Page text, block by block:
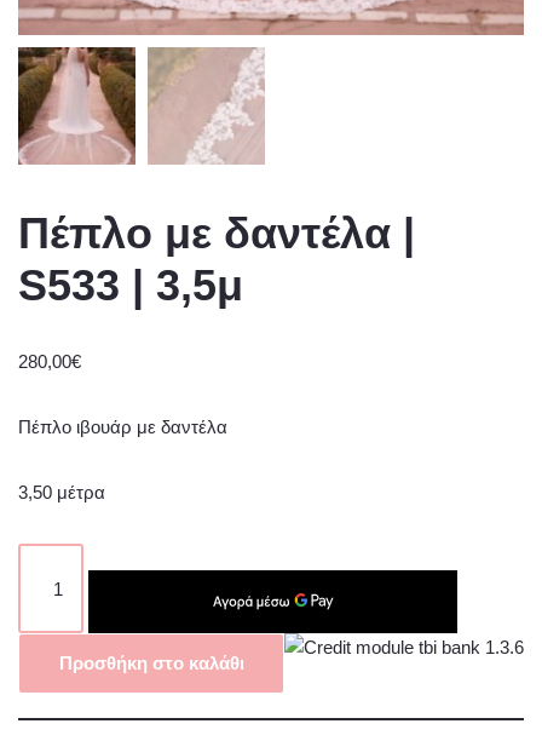
Πέπλο με δαντέλα |
S533 | 3,5μ
280,00€
Πέπλο ιβουάρ με δαντέλα
3,50 μέτρα
Προσθήκη στο καλάθι